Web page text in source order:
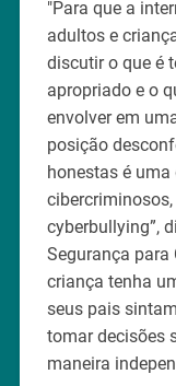
"Para que a
adultos e
discutir o que é
apropriado e o
envolver em
posição
honestas é
cyberbullying”,
Segurança para
criança tenha
seus pais
tomar decisões
maneira